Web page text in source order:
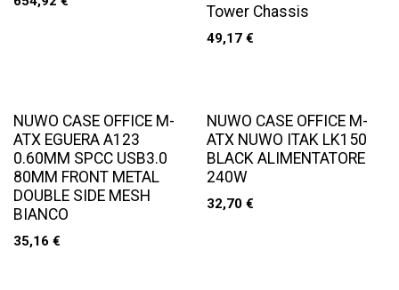
Tower Chassis
49,17€
NUWO CASE OFFICE M-
ATX EGUERA A123
0.60MM SPCC USB3.0
80MM FRONT METAL
DOUBLE SIDE MESH
BIANCO
35,16 €
NUWO CASE OFFICE M-
ATX NUWO ITAK LK150
BLACK ALIMENTATORE
240W
32,70€